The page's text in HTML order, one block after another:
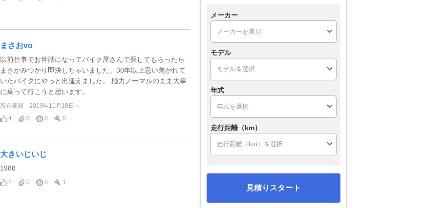
まさおvo
以前仕事でお世話になってバイク屋さんで探してもらったら
まさかみつかり即決しちゃいました。30年以上思い焦がれて
いたバイクにやっと出逢えました。 極力ノーマルのまま大事
に乗って行こうと思います。
所有期間
2019年11月18日～
4
0 0 0
大きいじいじ
1988
2 0 0 1
メーカー
モデル
年式
走行距離（km）
見積りスタート